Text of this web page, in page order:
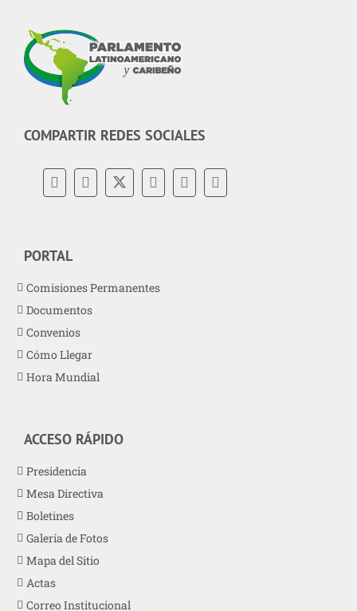
COMPARTIR REDES SOCIALES
PORTAL
Comisiones Permanentes
Documentos
Convenios
Cómo Llegar
Hora Mundial
ACCESO RÁPIDO
Presidencia
Mesa Directiva
Boletines
Galería de Fotos
Mapa del Sitio
Actas
Correo Institucional